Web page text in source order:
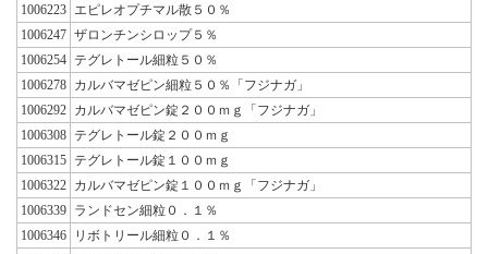
1006223 エピレオプチマル散５０％
1006247 ザロンチンシロップ５％
1006254 テグレトール細粒５０％
1006278 カルバマゼピン細粒５０％「フジナガ」
1006292 カルバマゼピン錠２００ｍｇ「フジナガ」
1006308 テグレトール錠２００ｍｇ
1006315 テグレトール錠１００ｍｇ
1006322 カルバマゼピン錠１００ｍｇ「フジナガ」
1006339 ランドセン細粒０．１％
1006346
リボトリール細粒０．１％